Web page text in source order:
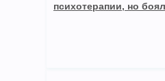
психотерапии, но